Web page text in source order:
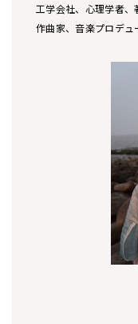
工学会社、心理学者
作曲家、音楽プロデュ